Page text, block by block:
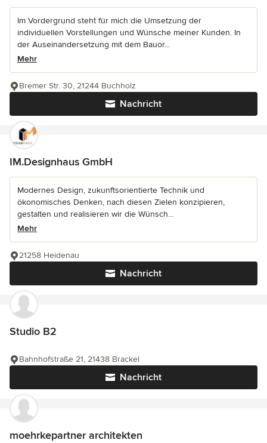
Im Vordergrund steht für mich die Umsetzung der
individuellen Vorstellungen und Wünsche meiner Kunden. In
der Auseinandersetzung mit dem Bauor...
Mehr
Nachricht
Bremer Str. 30, 21244 Buchholz
IM.Designhaus GmbH
Modernes Design, zukunftsorientierte Technik und
ökonomisches Denken, nach diesen Zielen konzipieren,
gestalten und realisieren wir die Wünsch...
Mehr
Nachricht
21258 Heidenau
Studio B2
Nachricht
Bahnhofstraße 21, 21438 Brackel
moehrkepartner architekten